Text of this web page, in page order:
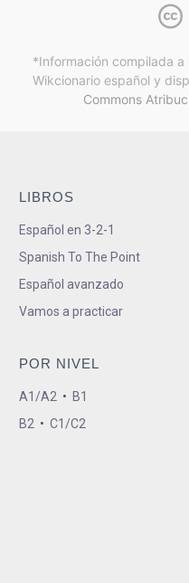
*Información compilada
Wikcionario español y
Commons
LIBROS
Español en 3-2-1
Spanish To The Point
Español avanzado
Vamos a practicar
POR NIVEL
A1/A2 • B1
B2 • C1/C2